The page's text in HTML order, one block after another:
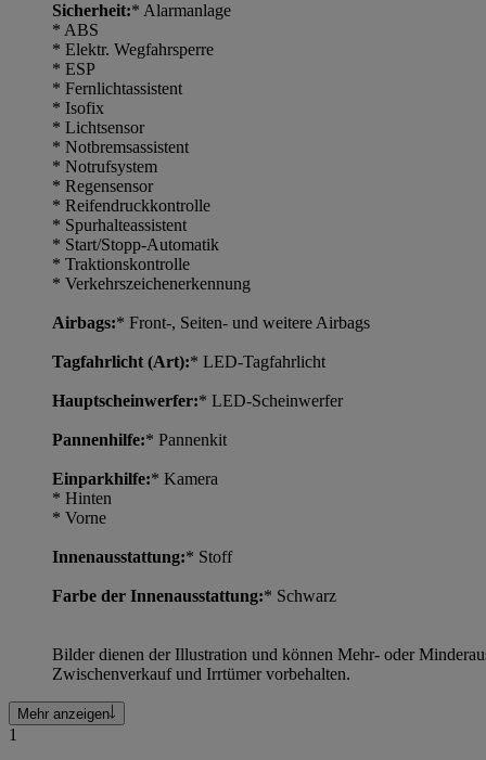
Sicherheit:* Alarmanlage
* ABS
* Elektr. Wegfahrsperre
* ESP
* Fernlichtassistent
* Isofix
* Lichtsensor
* Notbremsassistent
* Notrufsystem
* Regensensor
* Reifendruckkontrolle
* Spurhalteassistent
* Start/Stopp-Automatik
* Traktionskontrolle
* Verkehrszeichenerkennung
Airbags:* Front-, Seiten- und weitere Airbags
Tagfahrlicht (Art):* LED-Tagfahrlicht
Hauptscheinwerfer:* LED-Scheinwerfer
Pannenhilfe:* Pannenkit
Einparkhilfe:* Kamera
* Hinten
* Vorne
Innenausstattung:* Stoff
Farbe der Innenausstattung:* Schwarz
Bilder dienen der Illustration und können Mehr- oder
Zwischenverkauf und Irrtümer vorbehalten.
Mehr anzeigen
1